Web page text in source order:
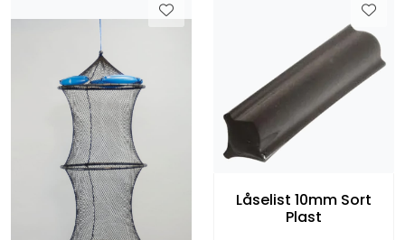
Låselist 10mm Sort
Plast